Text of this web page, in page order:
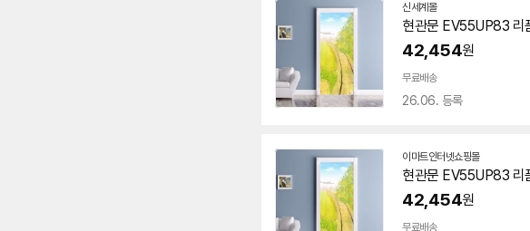
신세계몰
현관문 EV55UP83 리
42,454원
무료배송
26.06. 등록
이마트인터넷쇼핑몰
현관문 EV55UP83 리
42,454원
무료배송